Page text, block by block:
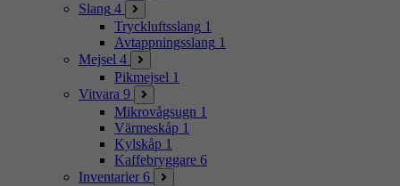
Slang 4
Tryckluftsslang 1
Avtappningsslang 1
Mejsel 4
Pikmejsel 1
Vitvara 9
Mikrovågsugn 1
Värmeskåp 1
Kylskåp 1
Kaffebryggare 6
Inventarier 6